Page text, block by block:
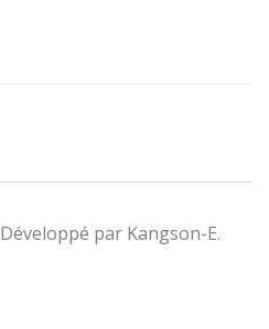
Développé par Kangson-E.